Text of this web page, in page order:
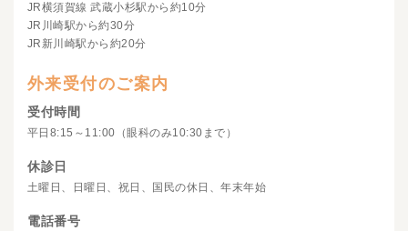
JR横須賀線 武蔵小杉駅から約10分
JR川崎駅から約30分
JR新川崎駅から約20分
外来受付のご案内
受付時間
平日8:15～11:00（眼科のみ10:30まで）
休診日
土曜日、日曜日、祝日、国民の休日、年末年始
電話番号